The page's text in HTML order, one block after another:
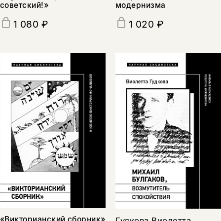
советский!»
1 080 ₽
модернизма
1 020 ₽
«Викторианский сборник»
Этой книги временно